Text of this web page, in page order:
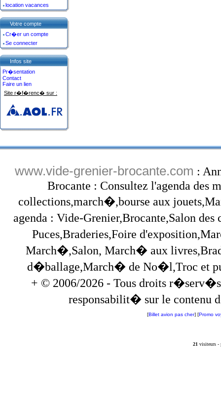
location vacances
Votre compte
Cr�er un compte
Se connecter
Infos site
Pr�sentation
Contact
Faire un lien
Site r�f�renc� sur :
www.vide-grenier-brocante.com :
Brocante : Consultez l'agenda des
collections,march�,bourse aux
agenda : Vide-Grenier,Brocante,Salon
Puces,Braderies,Foire
March�,Salon, March� aux
d�ballage,March� de No�l,Troc et
+ © 2006/2026 - Tous droits
responsabilit� sur le contenu
[Billet avion pas cher] [Promo
21 visiteurs -